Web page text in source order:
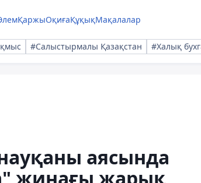
ҚаржыОқиғаҚұқықМақалалар
#Салыстырмалы Қазақстан #Халық
аясында